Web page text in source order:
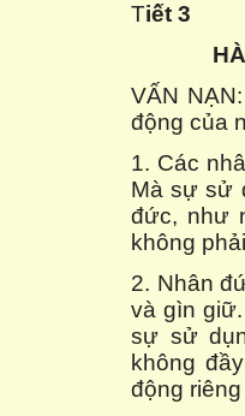
Tiết 3
VẤN
động của
1. Các
Mà sự sử
đức, như
không
2. Nhân
và gìn
sự sử
không
động